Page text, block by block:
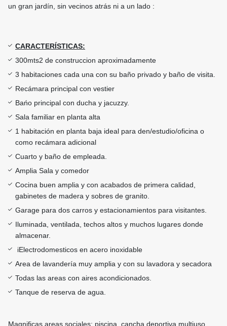
un gran jardín, sin vecinos atrás ni a un lado :
CARACTERÍSTICAS:
300mts2 de construccion aproximadamente
3 habitaciones cada una con su baño privado y baño de visita.
Recámara principal con vestier
Bańo principal con ducha y jacuzzy.
Sala familiar en planta alta
1 habitación en planta baja ideal para den/estudio/oficina o
como recámara adicional
Cuarto y baño de empleada.
Amplia Sala y comedor
Cocina buen amplia y con acabados de primera calidad,
gabinetes de madera y sobres de granito.
Garage para dos carros y estacionamientos para visitantes.
Iluminada, ventilada, techos altos y muchos lugares donde
almacenar.
iElectrodomesticos en acero inoxidable
Area de lavandería muy amplia y con su lavadora y secadora
Todas las areas con aires acondicionados.
Tanque de reserva de agua.
Magnificas areas sociales: piscina, cancha deportiva multiuso,